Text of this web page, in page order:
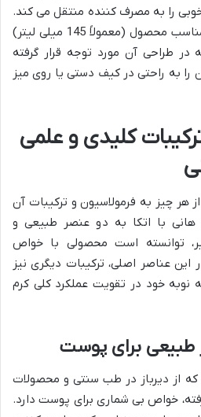
را به مصرف کننده منتقل می کند.
سهولت در استفاده و حجم مناسب محصول (معمولاً 145 میلی لیتر)
در طراحی آن مورد توجه قرار گرفته
را به راحتی در کیف دستی یا روی میز
کلیدی و علمی
چیز به فرمولاسیون و ترکیبات آن
هانی با اتکا به دو عنصر طبیعی و
توانسته است محصولی با خواص
این عناصر اصلی، ترکیبات دیگری نیز
نوبه خود در تقویت عملکرد کلی کرم
برای پوست
از دیرباز در طب سنتی و محصولات
خواص بی شماری برای پوست دارد.